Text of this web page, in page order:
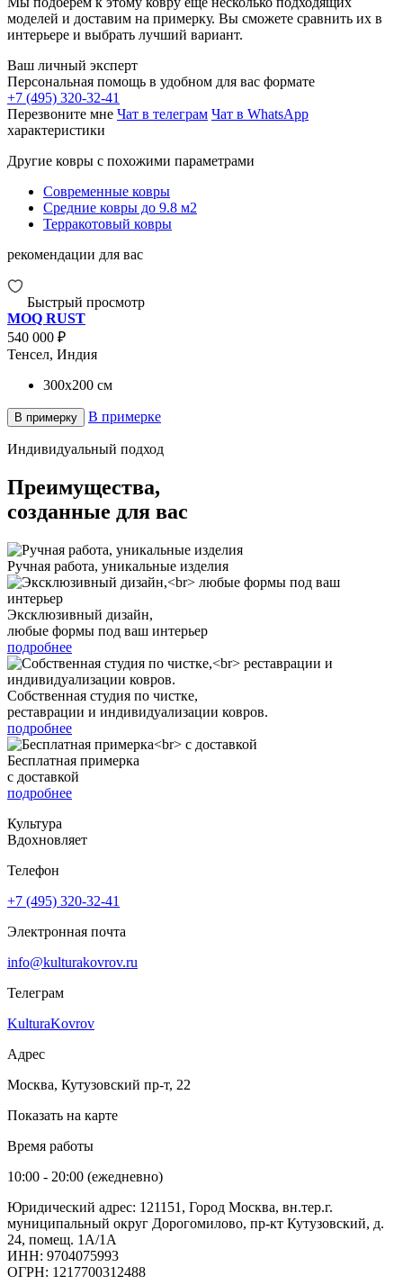
моделей и доставим на примерку. Вы сможете сравнить их в
интерьере и выбрать лучший вариант.
Ваш личный эксперт
Персональная помощь в удобном для вас формате
+7 (495) 320-32-41
Перезвоните мне Чат в телеграм Чат в WhatsApp
характеристики
Другие ковры с похожими параметрами
Современные ковры
Средние ковры до 9.8 м2
Терракотовый ковры
рекомендации для вас
Быстрый просмотр
MOQ RUST
540 000 ₽
Тенсел, Индия
300x200 см
В примерку В примерке
Индивидуальный подход
Преимущества,
созданные для вас
Ручная работа, уникальные изделия
Эксклюзивный дизайн,
любые формы под ваш интерьер
подробнее
Собственная студия по чистке,
реставрации и индивидуализации ковров.
подробнее
Бесплатная примерка
с доставкой
подробнее
Культура
Вдохновляет
Телефон
+7 (495) 320-32-41
Электронная почта
info@kulturakovrov.ru
Телеграм
KulturaKovrov
Адрес
Москва, Кутузовский пр-т, 22
Показать на карте
Время работы
10:00 - 20:00 (ежедневно)
Юридический адрес: 121151, Город Москва, вн.тер.г.
муниципальный округ Дорогомилово, пр-кт Кутузовский, д.
24, помещ. 1А/1А
ИНН: 9704075993
ОГРН: 1217700312488